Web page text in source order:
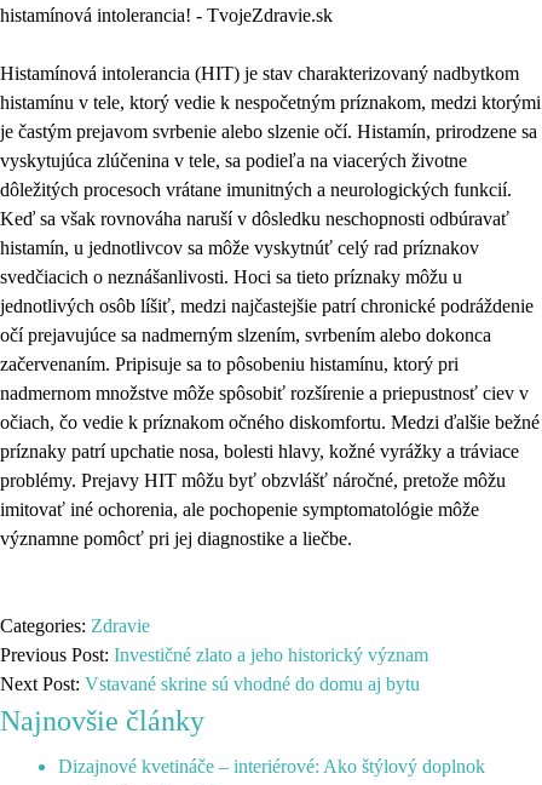
Histamínová intolerancia (HIT) je stav charakterizovaný nadbytkom
histamínu v tele, ktorý vedie k nespočetným príznakom, medzi ktorými
je častým prejavom svrbenie alebo slzenie očí. Histamín, prirodzene sa
vyskytujúca zlúčenina v tele, sa podieľa na viacerých životne
dôležitých procesoch vrátane imunitných a neurologických funkcií.
Keď sa však rovnováha naruší v dôsledku neschopnosti odbúravať
histamín, u jednotlivcov sa môže vyskytnúť celý rad príznakov
svedčiacich o neznášanlivosti. Hoci sa tieto príznaky môžu u
jednotlivých osôb líšiť, medzi najčastejšie patrí chronické podráždenie
očí prejavujúce sa nadmerným slzením, svrbením alebo dokonca
začervenaním. Pripisuje sa to pôsobeniu histamínu, ktorý pri
nadmernom množstve môže spôsobiť rozšírenie a priepustnosť ciev v
očiach, čo vedie k príznakom očného diskomfortu. Medzi ďalšie bežné
príznaky patrí upchatie nosa, bolesti hlavy, kožné vyrážky a tráviace
problémy. Prejavy HIT môžu byť obzvlášť náročné, pretože môžu
imitovať iné ochorenia, ale pochopenie symptomatológie môže
významne pomôcť pri jej diagnostike a liečbe.
Categories: Zdravie
Previous Post: Investičné zlato a jeho historický význam
Next Post: Vstavané skrine sú vhodné do domu aj bytu
Najnovšie články
Dizajnové kvetináče – interiérové: Ako štýlový doplnok